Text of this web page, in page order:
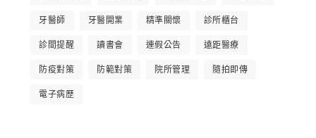
牙醫師 牙醫開業 精準關懷 診所櫃台
診間提醒 讀書會 連假公告 遠距醫療
防疫對策 防範對策 院所管理 隨拍即傳
電子病歷